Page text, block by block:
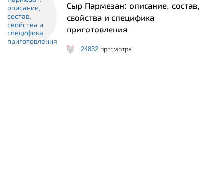
Сыр Пармезан: описание, состав,
свойства и специфика
приготовления
24832 просмотра